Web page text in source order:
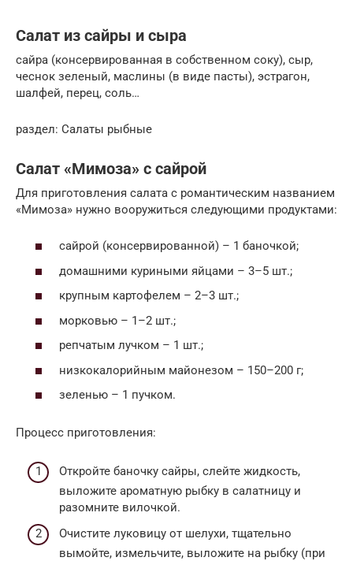
Салат из сайры и сыра
сайра (консервированная в собственном соку), сыр,
чеснок зеленый, маслины (в виде пасты), эстрагон,
шалфей, перец, соль…
раздел: Салаты рыбные
Салат «Мимоза» с сайрой
Для приготовления салата с романтическим названием
«Мимоза» нужно вооружиться следующими продуктами:
сайрой (консервированной) – 1 баночкой;
домашними куриными яйцами – 3–5 шт.;
крупным картофелем – 2–3 шт.;
морковью – 1–2 шт.;
репчатым лучком – 1 шт.;
низкокалорийным майонезом – 150–200 г;
зеленью – 1 пучком.
Процесс приготовления:
Откройте баночку сайры, слейте жидкость,
выложите ароматную рыбку в салатницу и
разомните вилочкой.
Очистите луковицу от шелухи, тщательно
вымойте, измельчите, выложите на рыбку (при